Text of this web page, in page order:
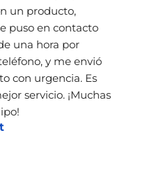
un producto,
puso en contacto
una hora por
y me envió
con urgencia. Es
servicio. ¡Muchas